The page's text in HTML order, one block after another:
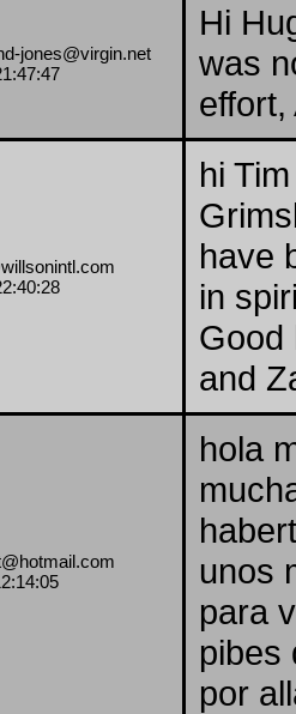
jones@virgin.net
Hi
was
effort,
hi
have
in
Good
and
hola
unos
para
pibes
por